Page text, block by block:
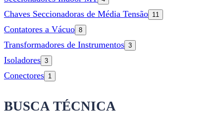
Chaves Seccionadoras de Média Tensão 11
Contatores a Vácuo 8
Transformadores de Instrumentos 3
Isoladores 3
Conectores 1
BUSCA TÉCNICA